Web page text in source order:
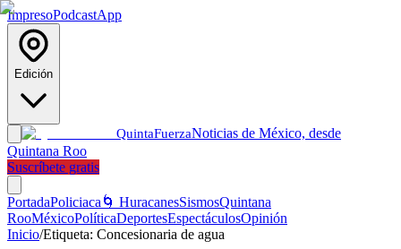
ImpresoPodcastApp
Edición
QuintaFuerzaNoticias de México, desde
Quintana Roo
Suscríbete gratis
PortadaPoliciaca 🌀 HuracanesSismosQuintana
RooMéxicoPolíticaDeportesEspectáculosOpinión
Inicio/Etiqueta: Concesionaria de agua